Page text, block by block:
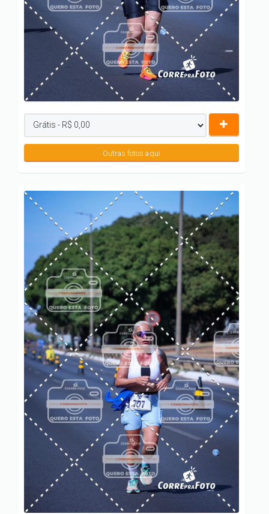
Outras fotos aqui